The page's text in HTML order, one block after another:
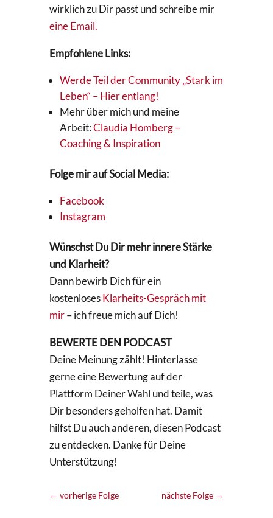
wirklich zu Dir passt und schreibe mir
eine Email.
Empfohlene Links:
Werde Teil der Community „Stark im
Leben“ – Hier entlang!
Mehr über mich und meine
Arbeit:Claudia Homberg –
Coaching & Inspiration
Folge mir auf Social Media:
Facebook
Instagram
Wünschst Du Dir mehr innere Stärke
und Klarheit?
Dann bewirb Dich für ein
kostenlosesKlarheits-Gespräch mit
mir– ich freue mich auf Dich!
BEWERTE DEN PODCAST
Deine Meinung zählt! Hinterlasse
gerne eine Bewertung auf der
Plattform Deiner Wahl und teile, was
Dir besonders geholfen hat. Damit
hilfst Du auch anderen, diesen Podcast
zu entdecken. Danke für Deine
Unterstützung!
← vorherige Folge nächste Folge →